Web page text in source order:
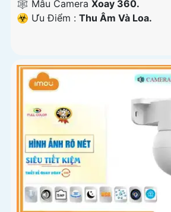
🕸️ Mẫu Camera Xoay 360.
️☣️ Ưu Điểm : Thu Âm Và Loa.